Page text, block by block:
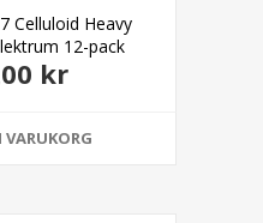
Celluloid Heavy
12-pack
kr
VARUKORG